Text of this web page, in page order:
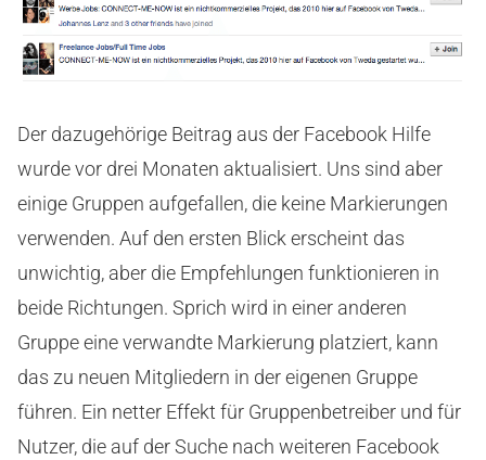
Der dazugehörige Beitrag aus der Facebook Hilfe
wurde vor drei Monaten aktualisiert. Uns sind aber
einige Gruppen aufgefallen, die keine Markierungen
verwenden. Auf den ersten Blick erscheint das
unwichtig, aber die Empfehlungen funktionieren in
beide Richtungen. Sprich wird in einer anderen
Gruppe eine verwandte Markierung platziert, kann
das zu neuen Mitgliedern in der eigenen Gruppe
führen. Ein netter Effekt für Gruppenbetreiber und für
Nutzer, die auf der Suche nach weiteren Facebook